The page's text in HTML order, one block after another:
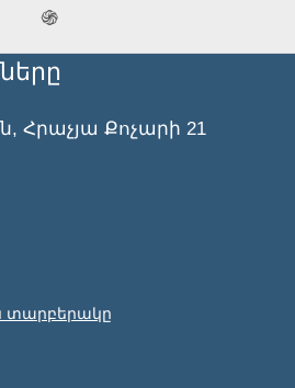
֍
Հրաչյա Քոչարի 21
տարբերակը